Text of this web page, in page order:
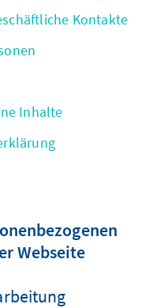
Kontakte
Inhalte
Webseite